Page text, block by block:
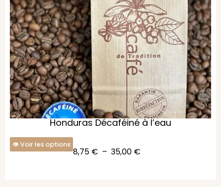
Honduras Décaféiné à l’eau
Voir les options
8,75 € – 35,00 €